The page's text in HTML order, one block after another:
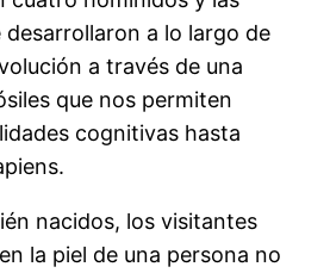
desarrollaron a lo largo de
a través de una
que nos permiten
cognitivas hasta
nacidos, los visitantes
la piel de una persona no